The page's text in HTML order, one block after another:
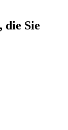
die Sie